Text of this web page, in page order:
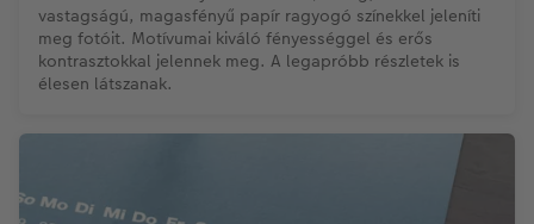
vastagságú, magasfényű papír ragyogó színekkel jeleníti
meg fotóit. Motívumai kiváló fényességgel és erős
kontrasztokkal jelennek meg. A legapróbb részletek is
élesen látszanak.